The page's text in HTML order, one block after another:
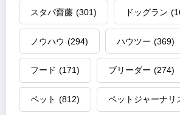
スタパ齋藤 (301) ドッグラン
ノウハウ (294) ハウツー (369)
フード (171) ブリーダー (274)
ペット (812) ペットジャーナリ